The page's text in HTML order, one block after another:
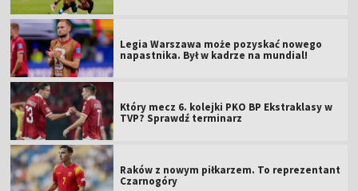
Legia Warszawa może pozyskać nowego
napastnika. Był w kadrze na mundial!
Który mecz 6. kolejki PKO BP Ekstraklasy w
TVP? Sprawdź terminarz
Raków z nowym piłkarzem. To reprezentant
Czarnogóry